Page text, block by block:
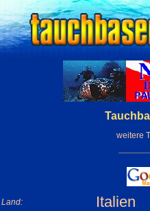
weitere
Land: Italien